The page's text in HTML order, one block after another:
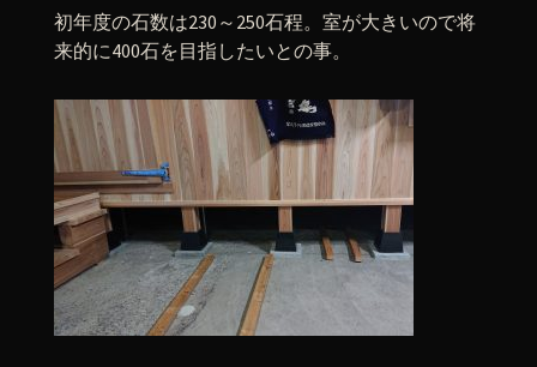
初年度の石数は230～250石程。室が大きいので将
来的に400石を目指したいとの事。